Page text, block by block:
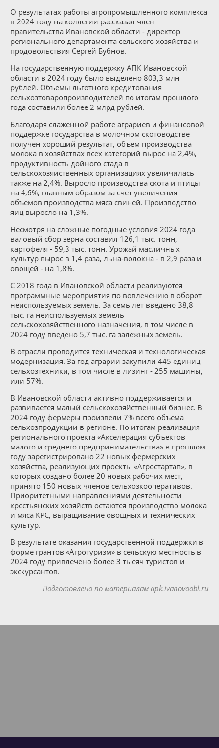
О результатах работы агропромышленного комплекса
в 2024 году на коллегии рассказал член
правительства Ивановской области - директор
регионального департамента сельского хозяйства и
продовольствия Сергей Бубнов.
На государственную поддержку АПК Ивановской
области в 2024 году было выделено 803,3 млн
рублей. Объемы льготного кредитования
сельхозтоваропроизводителей по итогам прошлого
года составили более 2 млрд рублей.
Благодаря слаженной работе аграриев и финансовой
поддержке государства в молочном скотоводстве
получен хороший результат, объем производства
молока в хозяйствах всех категорий вырос на 2,4%,
продуктивность дойного стада в
сельскохозяйственных организациях увеличилась
также на 2,4%. Выросло производства скота и птицы
на 4,6%, главным образом за счет увеличения
объемов производства мяса свиней. Производство
яиц выросло на 1,3%.
Несмотря на сложные погодные условия 2024 года
валовый сбор зерна составил 126,1 тыс. тонн,
картофеля - 59,3 тыс. тонн. Урожай масличных
культур вырос в 1,4 раза, льна-волокна - в 2,9 раза и
овощей - на 1,8%.
С 2018 года в Ивановской области реализуются
программные мероприятия по вовлечению в оборот
неиспользуемых земель. За семь лет введено 38,8
тыс. га неиспользуемых земель
сельскохозяйственного назначения, в том числе в
2024 году введено 5,7 тыс. га залежных земель.
В отрасли проводится техническая и технологическая
модернизация. За год аграрии закупили 445 единиц
сельхозтехники, в том числе в лизинг - 255 машины,
или 57%.
В Ивановской области активно поддерживается и
развивается малый сельскохозяйственный бизнес. В
2024 году фермеры произвели 7% всего объема
сельхозпродукции в регионе. По итогам реализация
регионального проекта «Акселерация субъектов
малого и среднего предпринимательства» в прошлом
году зарегистрировано 22 новых фермерских
хозяйства, реализующих проекты «Агростартап», в
которых создано более 20 новых рабочих мест,
принято 150 новых членов сельхозкооперативов.
Приоритетными направлениями деятельности
крестьянских хозяйств остаются производство молока
и мяса КРС, выращивание овощных и технических
культур.
В результате оказания государственной поддержки в
форме грантов «Агротуризм» в сельскую местность в
2024 году привлечено более 3 тысяч туристов и
экскурсантов.
Подготовлено по материалам apk.ivanovoobl.ru